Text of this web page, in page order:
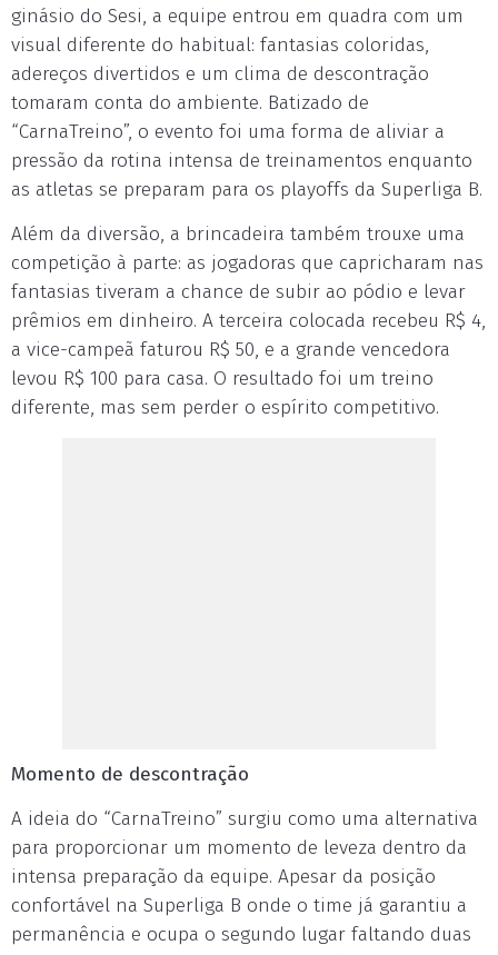
ginásio do Sesi, a equipe entrou em quadra com um
visual diferente do habitual: fantasias coloridas,
adereços divertidos e um clima de descontração
tomaram conta do ambiente. Batizado de
“CarnaTreino”, o evento foi uma forma de aliviar a
pressão da rotina intensa de treinamentos enquanto
as atletas se preparam para os playoffs da Superliga B.
Além da diversão, a brincadeira também trouxe uma
competição à parte: as jogadoras que capricharam nas
fantasias tiveram a chance de subir ao pódio e levar
prêmios em dinheiro. A terceira colocada recebeu R$ 4,
a vice-campeã faturou R$ 50, e a grande vencedora
levou R$ 100 para casa. O resultado foi um treino
diferente, mas sem perder o espírito competitivo.
Momento de descontração
A ideia do “CarnaTreino” surgiu como uma alternativa
para proporcionar um momento de leveza dentro da
intensa preparação da equipe. Apesar da posição
confortável na Superliga B onde o time já garantiu a
permanência e ocupa o segundo lugar faltando duas